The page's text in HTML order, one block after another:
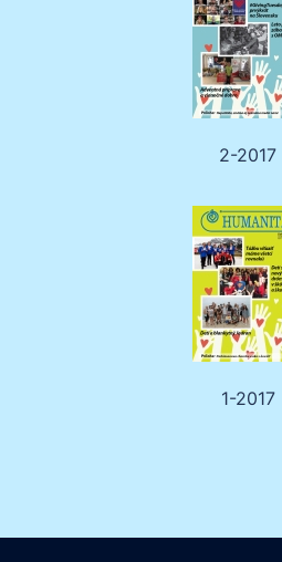
2-2017
1-2017